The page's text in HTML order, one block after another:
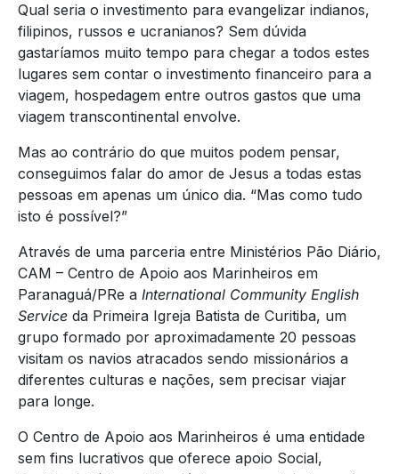
Qual seria o investimento para evangelizar indianos,
filipinos, russos e ucranianos? Sem dúvida
gastaríamos muito tempo para chegar a todos estes
lugares sem contar o investimento financeiro para a
viagem, hospedagem entre outros gastos que uma
viagem transcontinental envolve.
Mas ao contrário do que muitos podem pensar,
conseguimos falar do amor de Jesus a todas estas
pessoas em apenas um único dia. “Mas como tudo
isto é possível?”
Através de uma parceria entre Ministérios Pão Diário,
CAM – Centro de Apoio aos Marinheiros em
Paranaguá/PRe a International Community English
Service da Primeira Igreja Batista de Curitiba, um
grupo formado por aproximadamente 20 pessoas
visitam os navios atracados sendo missionários a
diferentes culturas e nações, sem precisar viajar
para longe.
O Centro de Apoio aos Marinheiros é uma entidade
sem fins lucrativos que oferece apoio Social,